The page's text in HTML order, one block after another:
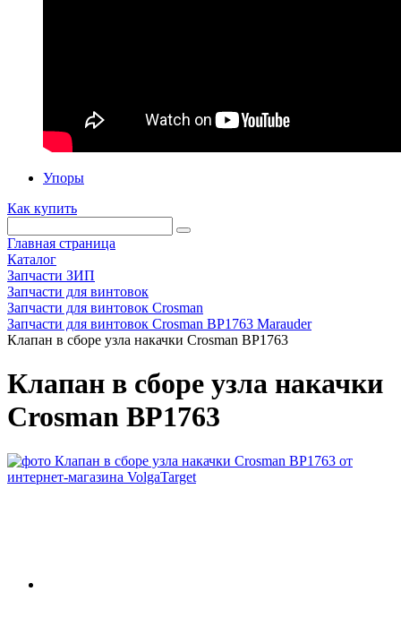
Упоры
Как купить
Главная страница
Каталог
Запчасти ЗИП
Запчасти для винтовок
Запчасти для винтовок Crosman
Запчасти для винтовок Crosman BP1763 Marauder
Клапан в сборе узла накачки Crosman BP1763
Клапан в сборе узла накачки
Crosman BP1763